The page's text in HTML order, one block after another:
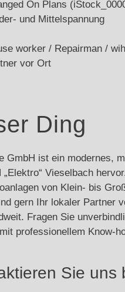
und Mittelspannung
vor Ort
Ding
GmbH ist ein modernes,
Vieselbach
von Klein- bis
gern Ihr lokaler Partner
Fragen Sie
professionellem Know-
Sie uns